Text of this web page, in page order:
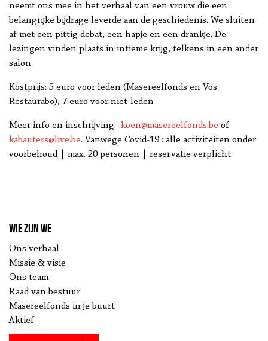
neemt ons mee in het verhaal van een vrouw die een
belangrijke bijdrage leverde aan de geschiedenis. We sluiten
af met een pittig debat, een hapje en een drankje. De
lezingen vinden plaats in intieme krijg, telkens in een ander
salon.
Kostprijs: 5 euro voor leden (Masereelfonds en Vos
Restaurabo), 7 euro voor niet-leden
Meer info en inschrijving: koen@masereelfonds.be of
kabauters@live.be. Vanwege Covid-19 : alle activiteiten onder
voorbehoud | max. 20 personen | reservatie verplicht
Wie zijn we
Ons verhaal
Missie & visie
Ons team
Raad van bestuur
Masereelfonds in je buurt
Aktief